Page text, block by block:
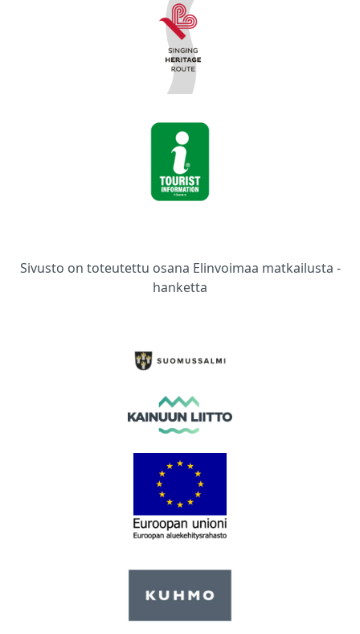
Sivusto on toteutettu osana Elinvoimaa matkailusta -
hanketta